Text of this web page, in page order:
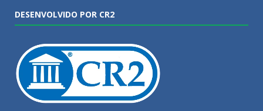
DESENVOLVIDO POR CR2